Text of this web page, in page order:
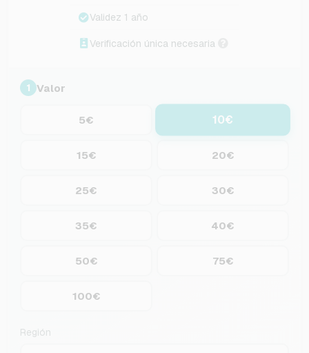
Validez 1 año
Verificación única necesaria
1 Valor
5€ 10€
15€ 20€
25€ 30€
35€ 40€
50€ 75€
100€
Región